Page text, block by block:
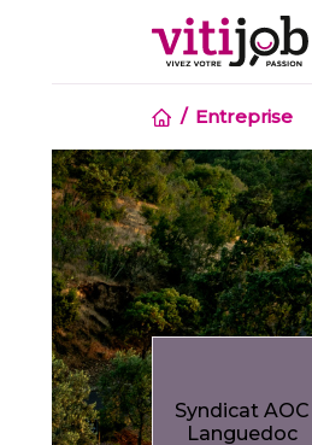
Entreprise
Syndicat AOC
Languedoc